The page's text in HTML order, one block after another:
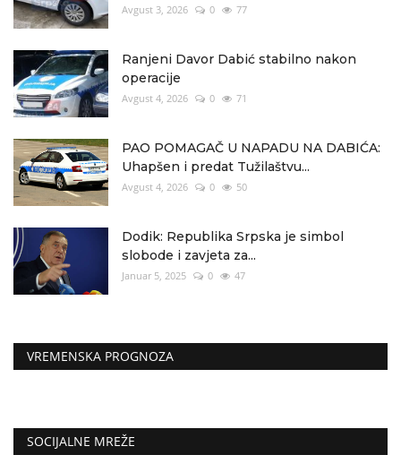
Avgust 3, 2026 0 77
Ranjeni Davor Dabić stabilno nakon
operacije
Avgust 4, 2026 0 71
PAO POMAGAČ U NAPADU NA DABIĆA:
Uhapšen i predat Tužilaštvu...
Avgust 4, 2026 0 50
Dodik: Republika Srpska je simbol
slobode i zavjeta za...
Januar 5, 2025 0 47
VREMENSKA PROGNOZA
SOCIJALNE MREŽE